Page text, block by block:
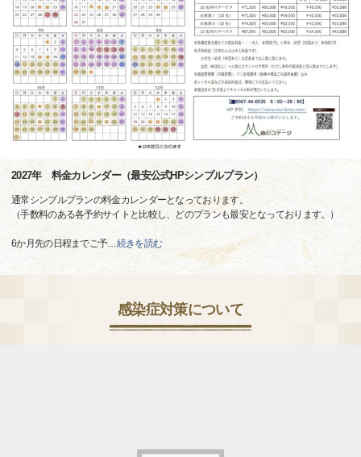
2027年 料金カレンダー（最安公式HPシンプルプラン）
通常シンプルプランの料金カレンダーとなっております。
（手数料のある各予約サイトと比較し、どのプランも最安となっております。）
6か月先の日程までご予…続きを読む
感染症対策について